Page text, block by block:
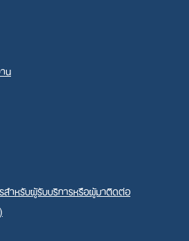
น
สำหรับผู้รับบริการหรือผู้มาติดต่อ